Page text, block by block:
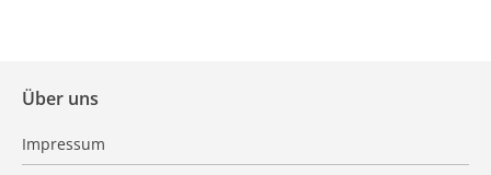
Über uns
Impressum